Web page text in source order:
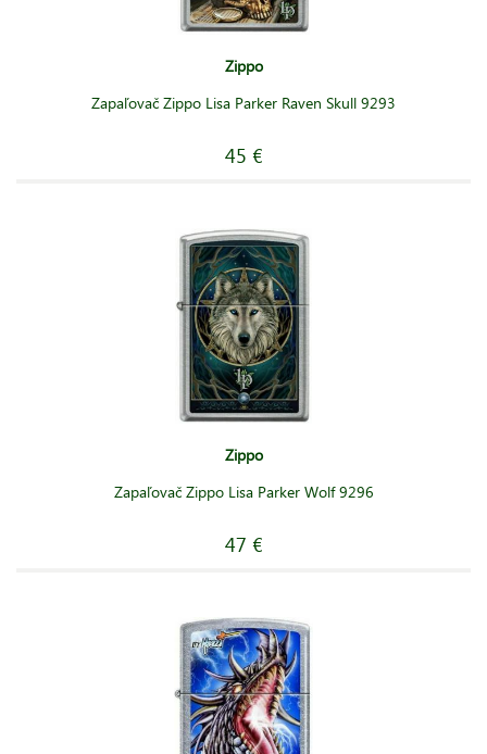
Zippo
Zapaľovač Zippo Lisa Parker Raven Skull 9293
45 €
Zippo
Zapaľovač Zippo Lisa Parker Wolf 9296
47 €